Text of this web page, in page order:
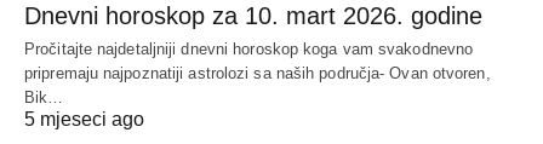
Dnevni horoskop za 10. mart 2026. godine
Pročitajte najdetaljniji dnevni horoskop koga vam svakodnevno
pripremaju najpoznatiji astrolozi sa naših područja- Ovan otvoren,
Bik…
5 mjeseci ago